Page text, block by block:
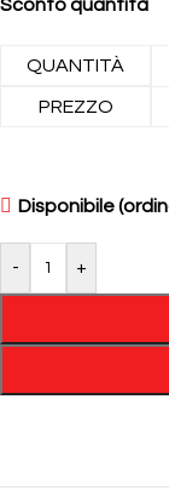
Sconto quantità
QUANTITÀ
PREZZO
Disponibile
- +